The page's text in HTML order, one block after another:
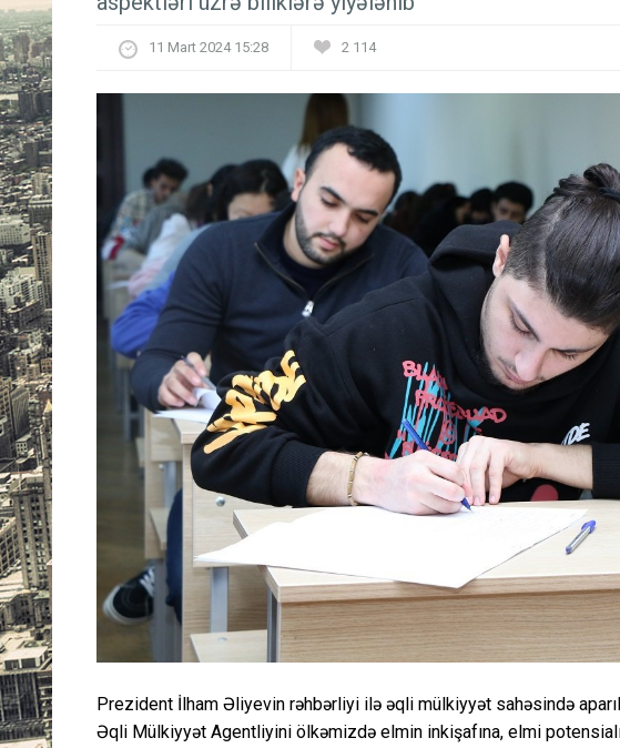
11 Mart 2024 15:28 2 114
Prezident İlham Əliyevin rəhbərliyi ilə əqli mülkiyyət sahəsində
Əqli Mülkiyyət Agentliyini ölkəmizdə elmin inkişafına, elmi